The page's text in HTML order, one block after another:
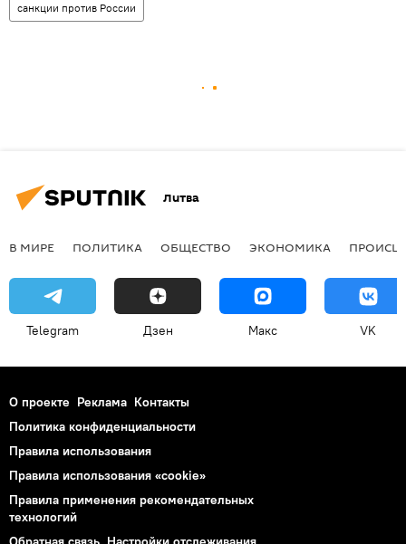
санкции против России
Литва
В МИРЕ ПОЛИТИКА ОБЩЕСТВО ЭКОНОМИКА
Telegram Дзен Макс VK
О проекте Реклама Контакты
Политика конфиденциальности
Правила использования
Правила использования «cookie»
Правила применения рекомендательных
технологий